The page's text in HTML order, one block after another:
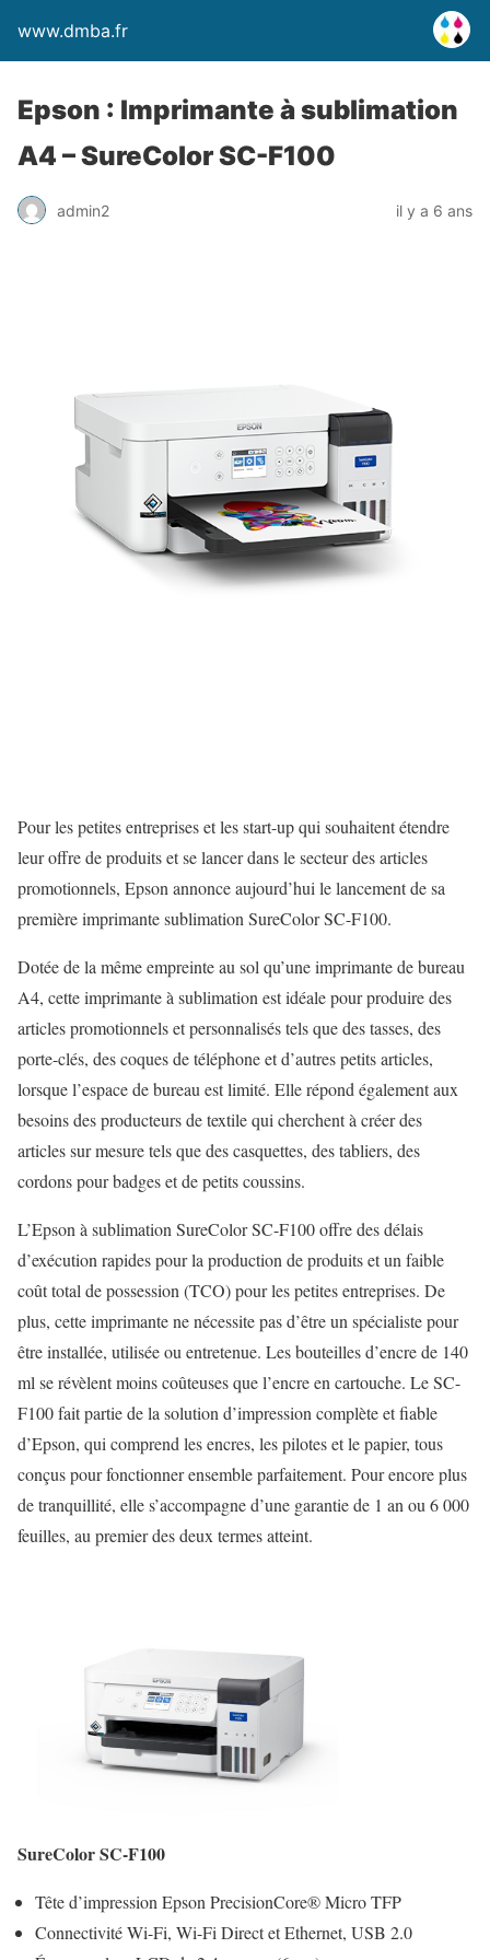
www.dmba.fr
Epson : Imprimante à sublimation
A4 – SureColor SC-F100
admin2 il y a 6 ans
Pour les petites entreprises et les start-up qui souhaitent étendre
leur offre de produits et se lancer dans le secteur des articles
promotionnels, Epson annonce aujourd’hui le lancement de sa
première imprimante sublimation SureColor SC-F100.
Dotée de la même empreinte au sol qu’une imprimante de bureau
A4, cette imprimante à sublimation est idéale pour produire des
articles promotionnels et personnalisés tels que des tasses, des
porte-clés, des coques de téléphone et d’autres petits articles,
lorsque l’espace de bureau est limité. Elle répond également aux
besoins des producteurs de textile qui cherchent à créer des
articles sur mesure tels que des casquettes, des tabliers, des
cordons pour badges et de petits coussins.
L’Epson à sublimation SureColor SC-F100 offre des délais
d’exécution rapides pour la production de produits et un faible
coût total de possession (TCO) pour les petites entreprises. De
plus, cette imprimante ne nécessite pas d’être un spécialiste pour
être installée, utilisée ou entretenue. Les bouteilles d’encre de 140
ml se révèlent moins coûteuses que l’encre en cartouche. Le SC-
F100 fait partie de la solution d’impression complète et fiable
d’Epson, qui comprend les encres, les pilotes et le papier, tous
conçus pour fonctionner ensemble parfaitement. Pour encore plus
de tranquillité, elle s’accompagne d’une garantie de 1 an ou 6 000
feuilles, au premier des deux termes atteint.
SureColor SC-F100
Tête d’impression Epson PrecisionCore® Micro TFP
Connectivité Wi-Fi, Wi-Fi Direct et Ethernet, USB 2.0